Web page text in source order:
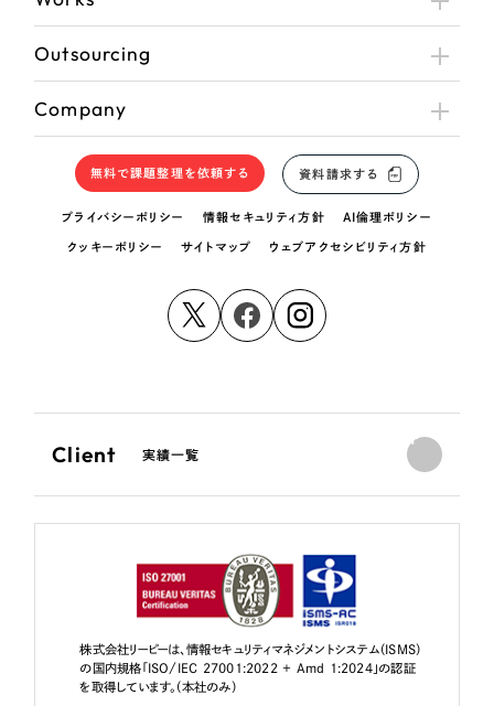
Outsourcing
Company
無料で課題整理を依頼する 資料請求する
プライバシーポリシー 情報セキュリティ方針 AI倫理ポリシー
クッキーポリシー サイトマップ ウェブアクセシビリティ方針
Client 実績一覧
株式会社リーピーは、情報セキュリティマネジメントシステム（ISMS）
の国内規格「ISO/IEC 27001:2022 + Amd 1:2024」の認証
を取得しています。（本社のみ）